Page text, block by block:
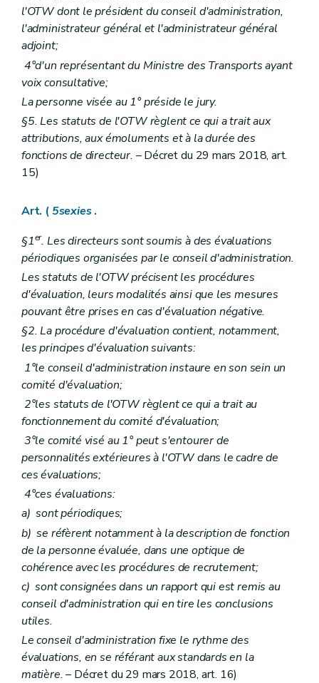
l'OTW dont le président du conseil d'administration,
l'administrateur général et l'administrateur général
adjoint;
4°d'un représentant du Ministre des Transports ayant
voix consultative;
La personne visée au 1° préside le jury.
§5. Les statuts de l'OTW règlent ce qui a trait aux
attributions, aux émoluments et à la durée des
fonctions de directeur. – Décret du 29 mars 2018, art.
15)
Art. ( 5sexies.
§1er. Les directeurs sont soumis à des évaluations
périodiques organisées par le conseil d'administration.
Les statuts de l'OTW précisent les procédures
d'évaluation, leurs modalités ainsi que les mesures
pouvant être prises en cas d'évaluation négative.
§2. La procédure d'évaluation contient, notamment,
les principes d'évaluation suivants:
1°le conseil d'administration instaure en son sein un
comité d'évaluation;
2°les statuts de l'OTW règlent ce qui a trait au
fonctionnement du comité d'évaluation;
3°le comité visé au 1° peut s'entourer de
personnalités extérieures à l'OTW dans le cadre de
ces évaluations;
4°ces évaluations:
a) sont périodiques;
b) se réfèrent notamment à la description de fonction
de la personne évaluée, dans une optique de
cohérence avec les procédures de recrutement;
c) sont consignées dans un rapport qui est remis au
conseil d'administration qui en tire les conclusions
utiles.
Le conseil d'administration fixe le rythme des
évaluations, en se référant aux standards en la
matière.– Décret du 29 mars 2018, art. 16)